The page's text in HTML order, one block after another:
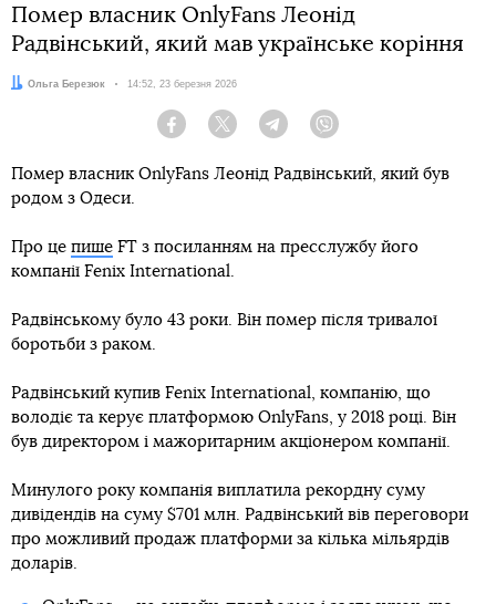
Помер власник OnlyFans Леонід
Радвінський, який мав українське коріння
Автор:
Ольга Березюк Дата:
14:52, 23 березня 2026
Facebook Twitter Telegram
Помер власник OnlyFans Леонід Радвінський, який був
родом з Одеси.
Про це пише FT з посиланням на пресслужбу його
компанії Fenix ​​International.
Радвінському було 43 роки. Він помер після тривалої
боротьби з раком.
Радвінський купив Fenix ​​International, компанію, що
володіє та керує платформою OnlyFans, у 2018 році. Він
був директором і мажоритарним акціонером компанії.
Минулого року компанія виплатила рекордну суму
дивідендів на суму $701 млн. Радвінський вів переговори
про можливий продаж платформи за кілька мільярдів
доларів.